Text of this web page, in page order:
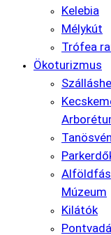
Kelebia
Mélykút
Trófea
Ökoturizmus
Múzeum
Kilátók